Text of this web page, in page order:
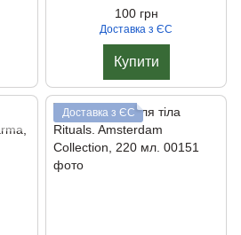
100 грн
Доставка з ЄС
Купити
Доставка з ЄС